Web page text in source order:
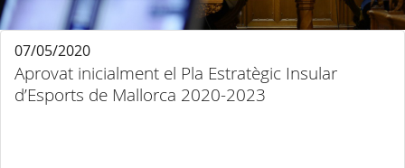
Aprovat inicialment el Pla Estratègic Insular
d’Esports de Mallorca 2020-2023
07/05/2020